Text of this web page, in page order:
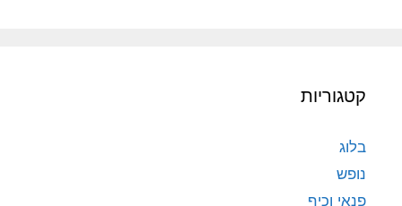
קטגוריות
בלוג
נופש
פנאי וכיף